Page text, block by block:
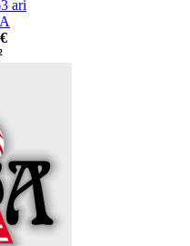
ari